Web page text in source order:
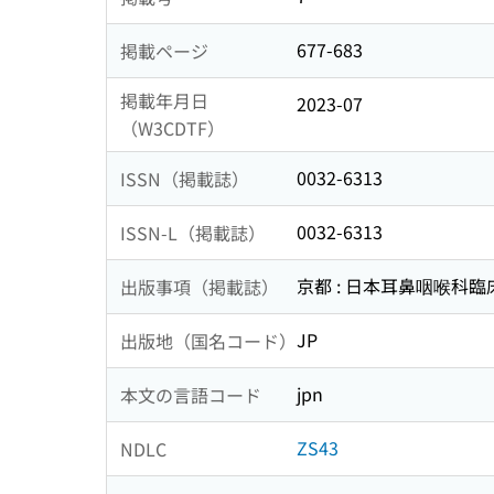
掲載ページ
677-683
掲載年月日
（W3CDTF）
2023-07
ISSN（掲載誌） 0032-6313
ISSN-L（掲載誌） 0032-6313
出版事項（掲載誌） 京都 : 日本耳鼻咽喉科臨
出版地（国名コード） JP
本文の言語コード jpn
NDLC ZS43